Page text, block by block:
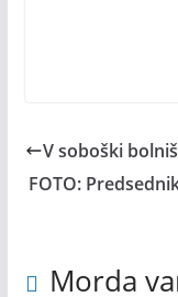
V soboški
FOTO:
Morda